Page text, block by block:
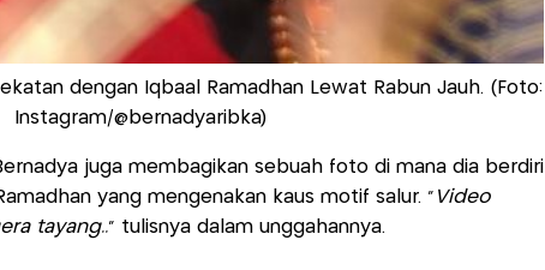
dengan Iqbaal Ramadhan Lewat Rabun Jauh. (Foto:
Instagram/@bernadyaribka)
juga membagikan sebuah foto di mana dia berdiri
yang mengenakan kaus motif salur. “ Video
tayang..” tulisnya dalam unggahannya.